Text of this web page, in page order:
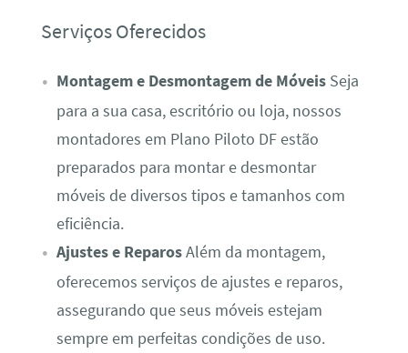
Serviços Oferecidos
Montagem e Desmontagem de MóveisSeja
para a sua casa, escritório ou loja, nossos
montadores em Plano Piloto DF estão
preparados para montar e desmontar
móveis de diversos tipos e tamanhos com
eficiência.
Ajustes e ReparosAlém da montagem,
oferecemos serviços de ajustes e reparos,
assegurando que seus móveis estejam
sempre em perfeitas condições de uso.